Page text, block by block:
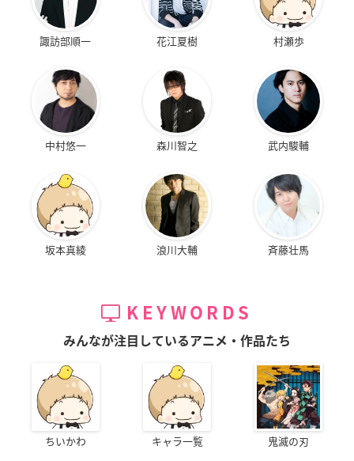
諏訪部順一 花江夏樹 村瀬歩
中村悠一 森川智之 武内駿輔
坂本真綾 浪川大輔 斉藤壮馬
KEYWORDS
みんなが注目しているアニメ・作品たち
ちいかわ キャラ一覧 鬼滅の刃